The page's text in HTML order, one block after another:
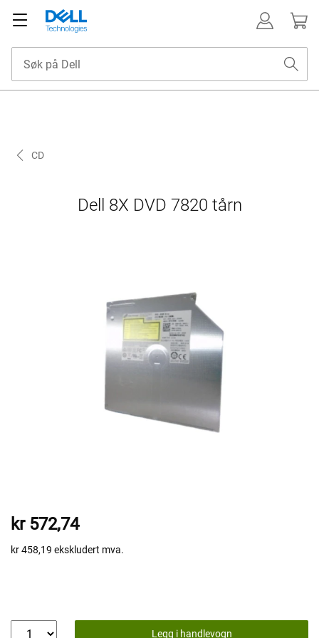
CD
Dell 8X DVD 7820 tårn
kr 572,74
kr 458,19 ekskludert mva.
Legg i handlevogn